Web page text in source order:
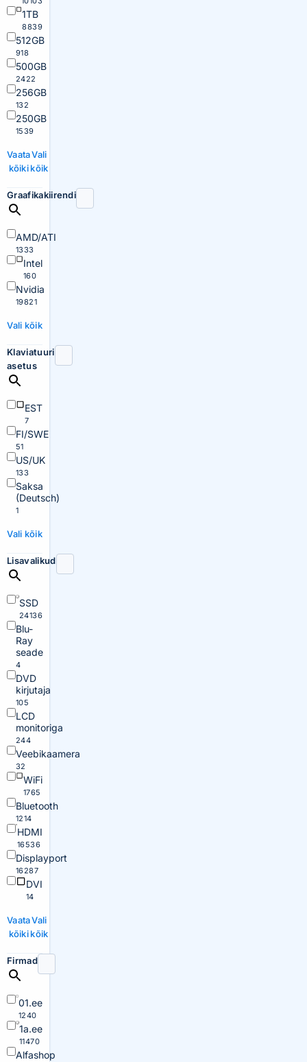
1TB
8839
512GB
918
500GB
2422
256GB
132
250GB
1539
Vaata
kõiki
Vali
kõik
Graafikakiirendi
AMD/ATI
1333
Intel
160
Nvidia
19821
Vali kõik
Klaviatuuri
asetus
EST
7
FI/SWE
51
US/UK
133
Saksa
(Deutsch)
1
Vali kõik
Lisavalikud
SSD
24136
Blu-
Ray
seade
4
DVD
kirjutaja
105
LCD
monitoriga
244
Veebikaamera
32
WiFi
1765
Bluetooth
1214
HDMI
16536
Displayport
16287
DVI
14
Vaata
kõiki
Vali
kõik
Firmad
01.ee
1240
1a.ee
11470
Alfashop